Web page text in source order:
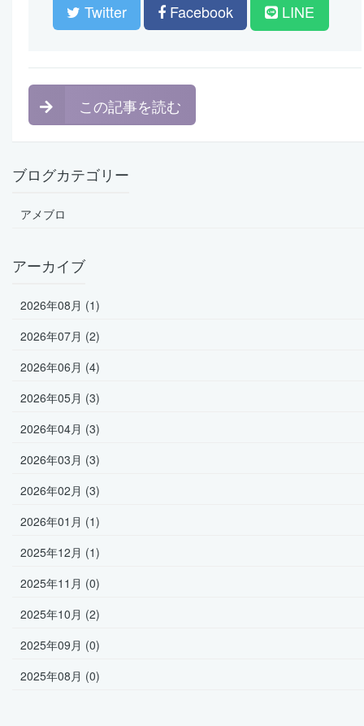
Twitter Facebook LINE
この記事を読む
ブログカテゴリー
アメブロ
アーカイブ
2026年08月 (1)
2026年07月 (2)
2026年06月 (4)
2026年05月 (3)
2026年04月 (3)
2026年03月 (3)
2026年02月 (3)
2026年01月 (1)
2025年12月 (1)
2025年11月 (0)
2025年10月 (2)
2025年09月 (0)
2025年08月 (0)